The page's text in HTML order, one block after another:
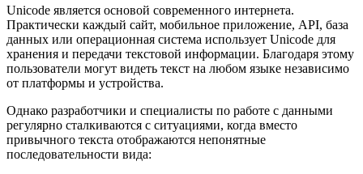
Unicode является основой современного интернета.
Практически каждый сайт, мобильное приложение, API, база
данных или операционная система использует Unicode для
хранения и передачи текстовой информации. Благодаря этому
пользователи могут видеть текст на любом языке независимо
от платформы и устройства.
Однако разработчики и специалисты по работе с данными
регулярно сталкиваются с ситуациями, когда вместо
привычного текста отображаются непонятные
последовательности вида: